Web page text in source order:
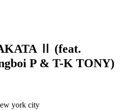
Ⅱ (feat.
P & T-K TONY)
york city